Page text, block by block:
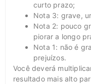
curto prazo;
Nota 3: grave,
Nota 2: pouco
piorar a longo
Nota 1: não é
prejuízos.
Você deverá
resultado mais alto